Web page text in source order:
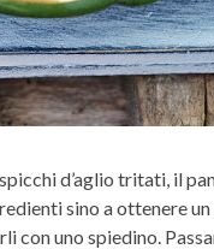
d’aglio tritati, il
sino a ottenere
con uno spiedino.